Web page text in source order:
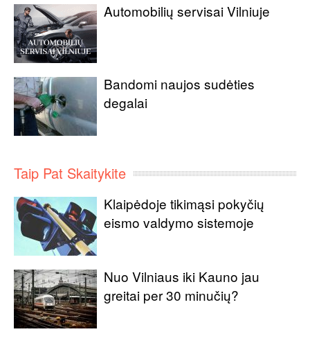
Automobilių servisai Vilniuje
Bandomi naujos sudėties
degalai
Taip Pat Skaitykite
Klaipėdoje tikimąsi pokyčių
eismo valdymo sistemoje
Nuo Vilniaus iki Kauno jau
greitai per 30 minučių?